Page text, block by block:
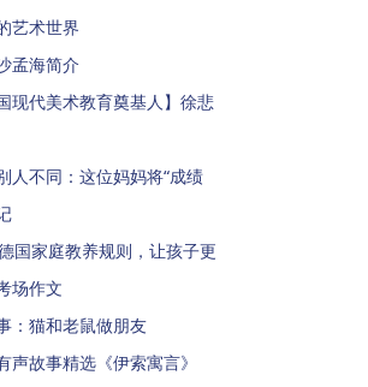
艺术世界
孟海简介
现代美术教育奠基人】徐悲
人不同：这位妈妈将“成绩
国家庭教养规则，让孩子更
场作文
：猫和老鼠做朋友
声故事精选《伊索寓言》